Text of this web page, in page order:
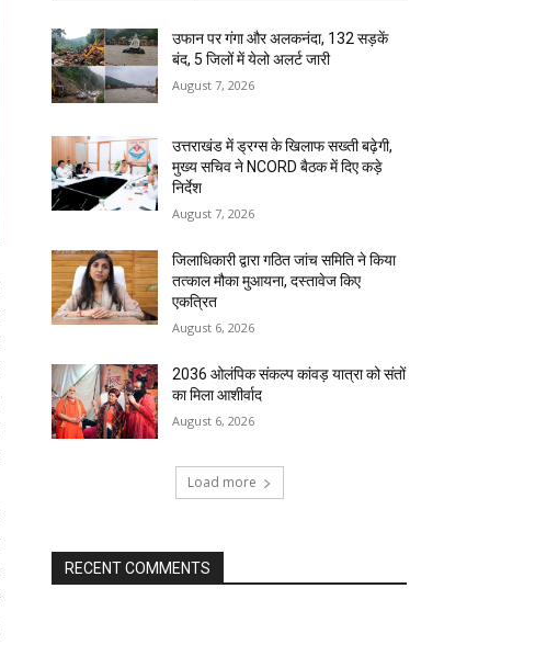
उफान पर गंगा और अलकनंदा, 132 सड़कें
बंद, 5 जिलों में येलो अलर्ट जारी
August 7, 2026
उत्तराखंड में ड्रग्स के खिलाफ सख्ती बढ़ेगी,
मुख्य सचिव ने NCORD बैठक में दिए कड़े
निर्देश
August 7, 2026
जिलाधिकारी द्वारा गठित जांच समिति ने किया
तत्काल मौका मुआयना, दस्तावेज किए
एकत्रित
August 6, 2026
2036 ओलंपिक संकल्प कांवड़ यात्रा को संतों
का मिला आशीर्वाद
August 6, 2026
Load more
RECENT COMMENTS